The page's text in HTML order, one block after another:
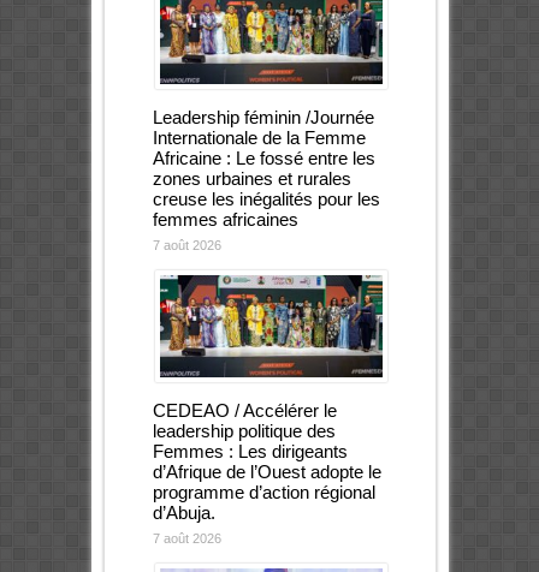
Leadership féminin /Journée
Internationale de la Femme
Africaine : Le fossé entre les
zones urbaines et rurales
creuse les inégalités pour les
femmes africaines
7 août 2026
CEDEAO / Accélérer le
leadership politique des
Femmes : Les dirigeants
d’Afrique de l’Ouest adopte le
programme d’action régional
d’Abuja.
7 août 2026